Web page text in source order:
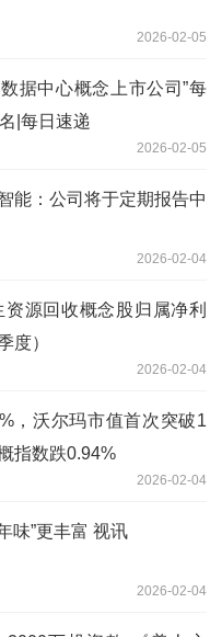
2026-02-05
据中心概念上市公司”每
|每日速递
2026-02-05
能：公司将于定期报告中
2026-02-04
源回收概念股归属净利
度）
2026-02-04
，沃尔玛市值首次突破1
指数跌0.94%
2026-02-04
味”更丰富 视讯
2026-02-04